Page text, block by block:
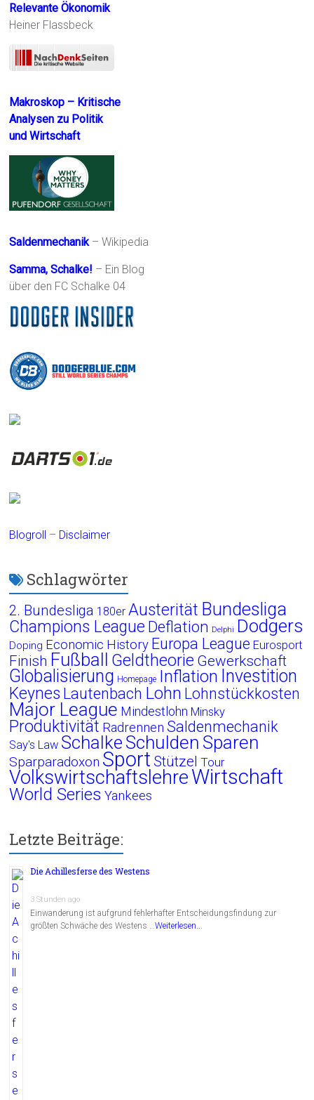
Relevante Ökonomik
Heiner Flassbeck
Makroskop – Kritische
Analysen zu Politik
und Wirtschaft
Saldenmechanik– Wikipedia
Samma, Schalke! – Ein Blog
über den FC Schalke 04
Blogroll – Disclaimer
Schlagwörter
2. Bundesliga 180er Austerität Bundesliga
Champions League Deflation Delphi Dodgers
Doping Economic History Europa League Eurosport
Finish Fußball Geldtheorie Gewerkschaft
Globalisierung Homepage Inflation Investition
Keynes Lautenbach Lohn Lohnstückkosten
Major League Mindestlohn Minsky
Produktivität Radrennen Saldenmechanik
Say's Law Schalke Schulden Sparen
Sparparadoxon Sport Stützel Tour
VolkswirtschaftslehreWirtschaft
World Series Yankees
Letzte Beiträge:
Die Achillesferse des Westens
3 Stunden ago
Einwanderung ist aufgrund fehlerhafter Entscheidungsfindung zur
größten Schwäche des Westens …Weiterlesen...